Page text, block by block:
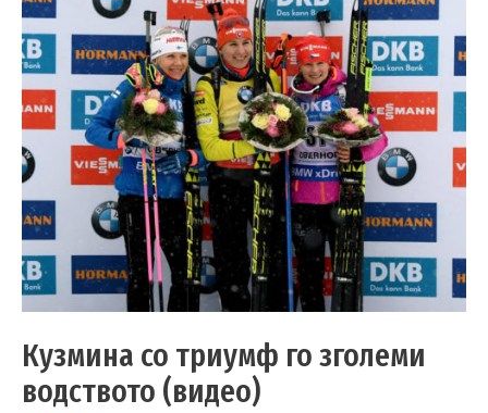
Кузмина со триумф го зголеми
водството (видео)